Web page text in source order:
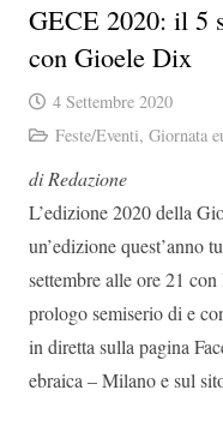
GECE 2020: il 5
con Gioele Dix
4 Settembre 2020
Feste/Eventi, Giornata
di Redazione
L’edizione 2020 della
un’edizione quest’anno
settembre alle ore 21 con
prologo semiserio di e
in diretta sulla pagina
ebraica – Milano e sul